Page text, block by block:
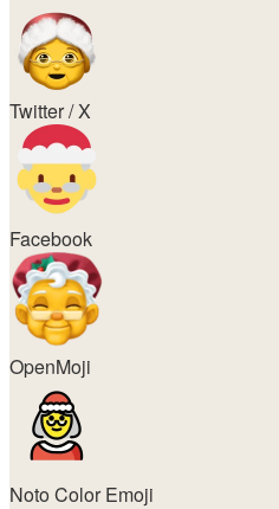
Twitter / X
Facebook
OpenMoji
Noto Color Emoji